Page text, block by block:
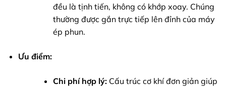
đều là tịnh tiến, không có khớp xoay. Chúng
thường được gắn trực tiếp lên đỉnh của máy
ép phun.
Ưu điểm:
Chi phí hợp lý:Cấu trúc cơ khí đơn giản giúp